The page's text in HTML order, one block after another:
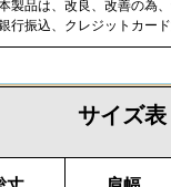
製品は、改良、改善の為
行振込、クレジットカー
サイズ表